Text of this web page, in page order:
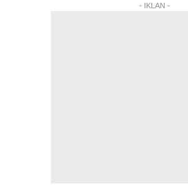
- IKLAN -